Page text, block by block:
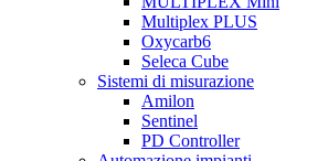
Multiplex PLUS
Oxycarb6
Seleca Cube
Sistemi di misurazione
Amilon
Sentinel
PD Controller